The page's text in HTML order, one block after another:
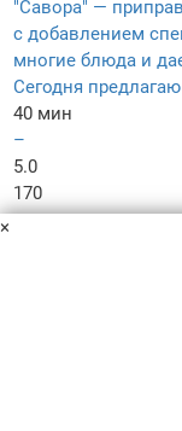
"Савора" —
с добавлением
многие блюда и
Сегодня
40 мин
–
5.0
170
×